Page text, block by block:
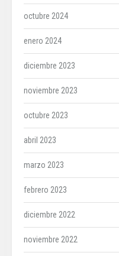
octubre 2024
enero 2024
diciembre 2023
noviembre 2023
octubre 2023
abril 2023
marzo 2023
febrero 2023
diciembre 2022
noviembre 2022